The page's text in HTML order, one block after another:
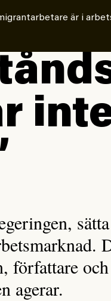
är i
författare
agerar.